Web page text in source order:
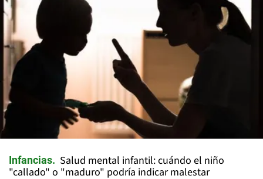
Infancias
Salud mental infantil: cuándo el niño
"callado" o "maduro" podría indicar malestar